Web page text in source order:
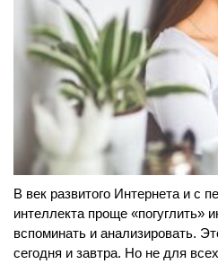
В век развитого Интернета и с
интеллекта проще «погуглить»
вспоминать и анализировать.
сегодня и завтра. Но не для